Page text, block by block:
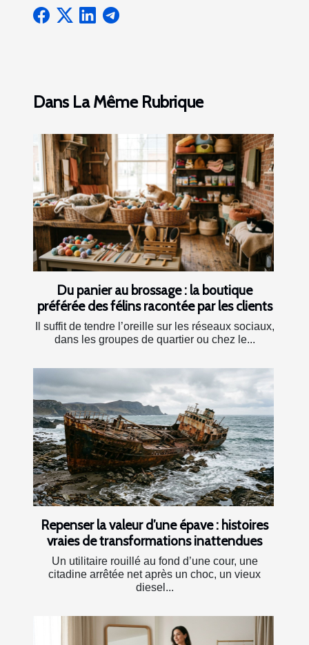
Dans La Même Rubrique
Du panier au brossage : la boutique
préférée des félins racontée par les clients
Il suffit de tendre l’oreille sur les réseaux sociaux,
dans les groupes de quartier ou chez le...
Repenser la valeur d’une épave : histoires
vraies de transformations inattendues
Un utilitaire rouillé au fond d’une cour, une
citadine arrêtée net après un choc, un vieux
diesel...